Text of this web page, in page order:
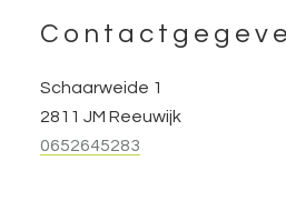
Footer
Schaarweide 1
2811 JM Reeuwijk
0652645283